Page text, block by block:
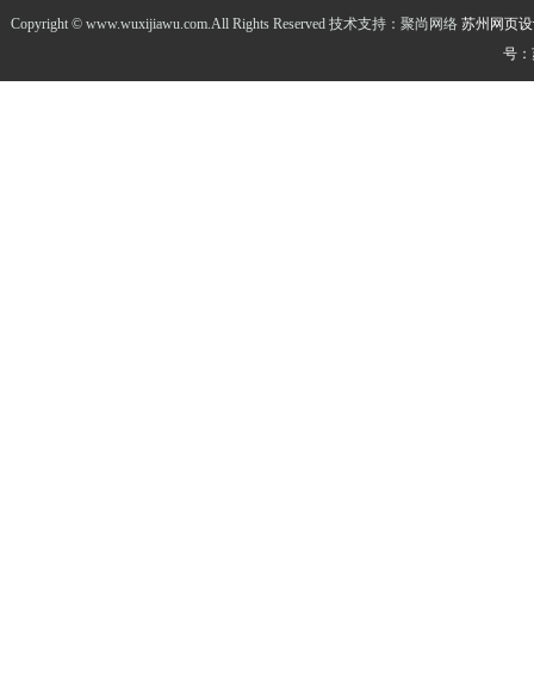
Copyright © www.wuxijiawu.com.All Rights Reserved 技术支持：聚尚网络 苏州网页
号：